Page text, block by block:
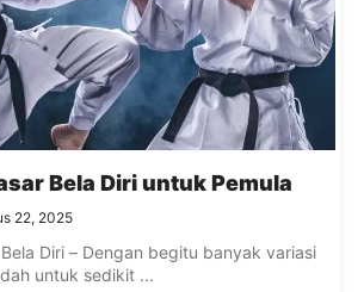
Bela Diri untuk Pemula
22, 2025
Diri – Dengan begitu banyak variasi
untuk sedikit ...